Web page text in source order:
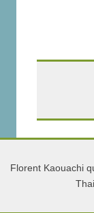
Florent Kaouachi